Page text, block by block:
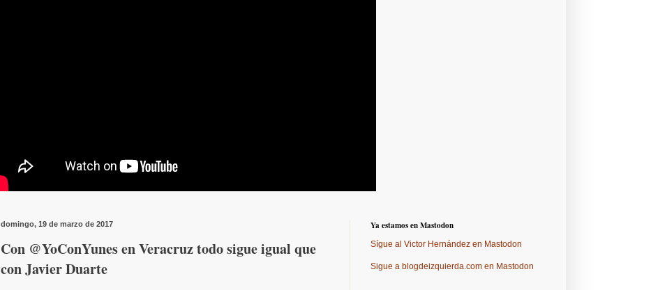
domingo, 19 de marzo de 2017
Con @YoConYunes en Veracruz todo sigue igual que
con Javier Duarte
Ya estamos en Mastodon
Sígue al Victor Hernández en Mastodon
Sigue a blogdeizquierda.com en Mastodon